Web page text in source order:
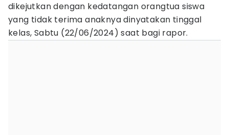
dikejutkan dengan kedatangan orangtua siswa
yang tidak terima anaknya dinyatakan tinggal
kelas, Sabtu (22/06/2024) saat bagi rapor.